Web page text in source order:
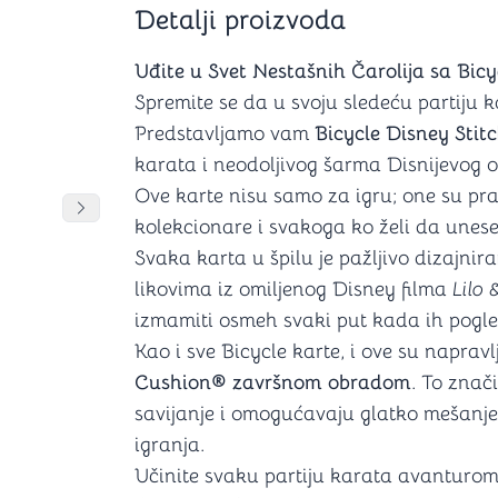
Šah
Domine
4 u 1 igre
Backgammon (Tavla)
Kockice
Kutijice
Mozgalice
Hanayama
Kocke
Ostale mozgalice
Stripovi
Pomeranje sadržaja slajdera u desno
Detalji proizvoda
Uđite u Svet Nestašnih Čarolija sa
Spremite se da u svoju sledeću partiju
Predstavljamo vam Bicycle Disney
karata i neodoljivog šarma Disnijevog
Ove karte nisu samo za igru; one su
kolekcionare i svakoga ko želi da
Svaka karta u špilu je pažljivo
likovima iz omiljenog Disney filma Lilo
izmamiti osmeh svaki put kada ih
Kao i sve Bicycle karte, i ove su
Cushion® završnom obradom. To
savijanje i omogućavaju glatko
igranja.
Učinite svaku partiju karata